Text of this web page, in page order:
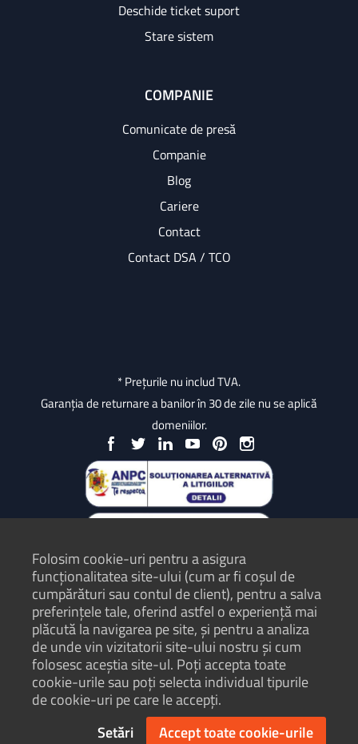
Deschide ticket suport
Stare sistem
COMPANIE
Comunicate de presă
Companie
Blog
Cariere
Contact
Contact DSA / TCO
* Prețurile nu includ TVA.
Garanția de returnare a banilor în 30 de zile nu se aplică
domeniilor.
Protecția Consumatorilor - ANPC
Termeni și condiții
Politică de confidențialitate
Hartă site
Folosim cookie-uri pentru a asigura
funcționalitatea site-ului (cum ar fi coșul de
cumpărături sau contul de client), pentru a salva
preferințele tale, oferind astfel o experiență mai
plăcută la navigarea pe site, și pentru a analiza
de unde vin vizitatorii site-ului nostru și cum
folosesc aceștia site-ul. Poți accepta toate
cookie-urile sau poți selecta individual tipurile
de cookie-uri pe care le accepți.
Setări
Accept toate cookie-urile